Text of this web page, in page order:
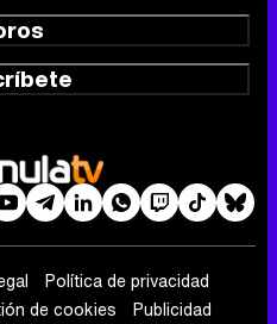
Política de privacidad
de cookies
Publicidad